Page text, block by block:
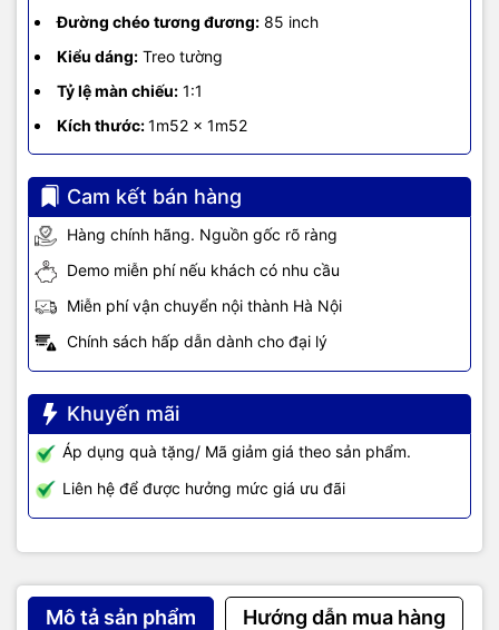
Đường chéo tương đương: 85 inch
Kiểu dáng: Treo tường
Tỷ lệ màn chiếu: 1:1
Kích thước:1m52 x 1m52
Cam kết bán hàng
Hàng chính hãng. Nguồn gốc rõ ràng
Demo miễn phí nếu khách có nhu cầu
Miễn phí vận chuyển nội thành Hà Nội
Chính sách hấp dẫn dành cho đại lý
Khuyến mãi
Áp dụng quà tặng/ Mã giảm giá theo sản phẩm.
Liên hệ để được hưởng mức giá ưu đãi
Mô tả sản phẩm Hướng dẫn mua hàng